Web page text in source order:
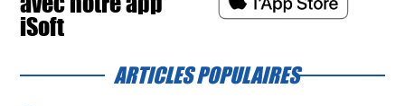
iSoft
ARTICLES POPULAIRES